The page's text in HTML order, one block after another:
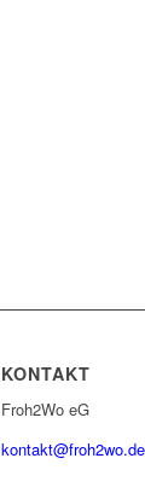
KONTAKT
Froh2Wo eG
kontakt@froh2wo.de